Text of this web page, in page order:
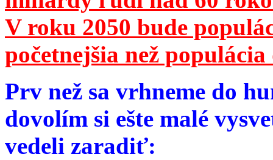
V roku 2050 bude
početnejšia než
Prv než sa vrhneme do
dovolím si ešte malé
vedeli zaradiť: